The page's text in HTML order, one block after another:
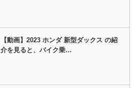
【動画】2023 ホンダ 新型ダックス の紹
介を見ると、バイク乗…